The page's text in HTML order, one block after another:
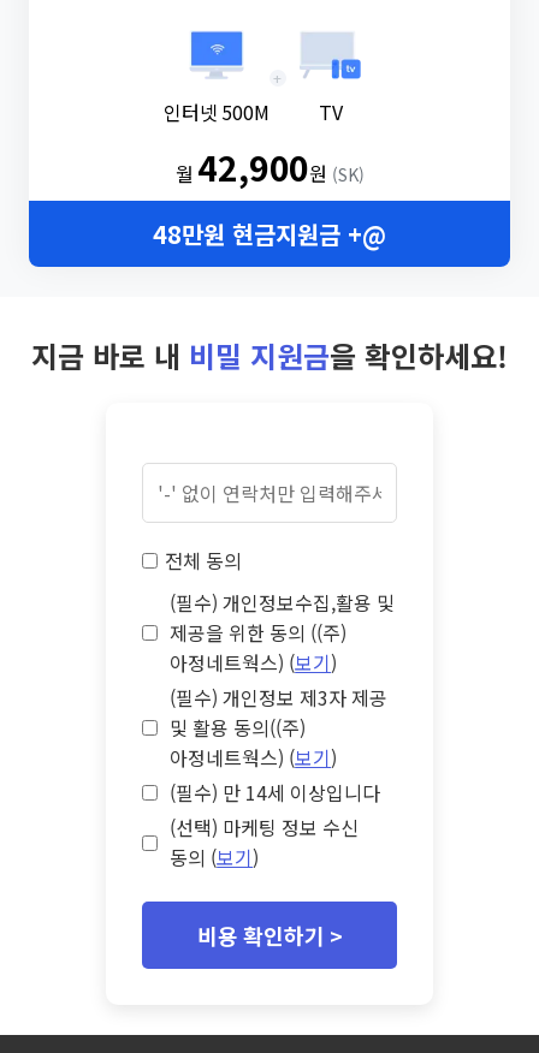
인터넷 500M
+
TV
월 42,900원 (SK)
48만원 현금지원금 +@
지금 바로 내 비밀 지원금을 확인하세요!
전체 동의
(필수) 개인정보수집,활용 및
제공을 위한 동의 ((주)
아정네트웍스) (보기)
(필수) 개인정보 제3자 제공
및 활용 동의((주)
아정네트웍스) (보기)
(필수) 만 14세 이상입니다
(선택) 마케팅 정보 수신
동의 (보기)
비용 확인하기 >